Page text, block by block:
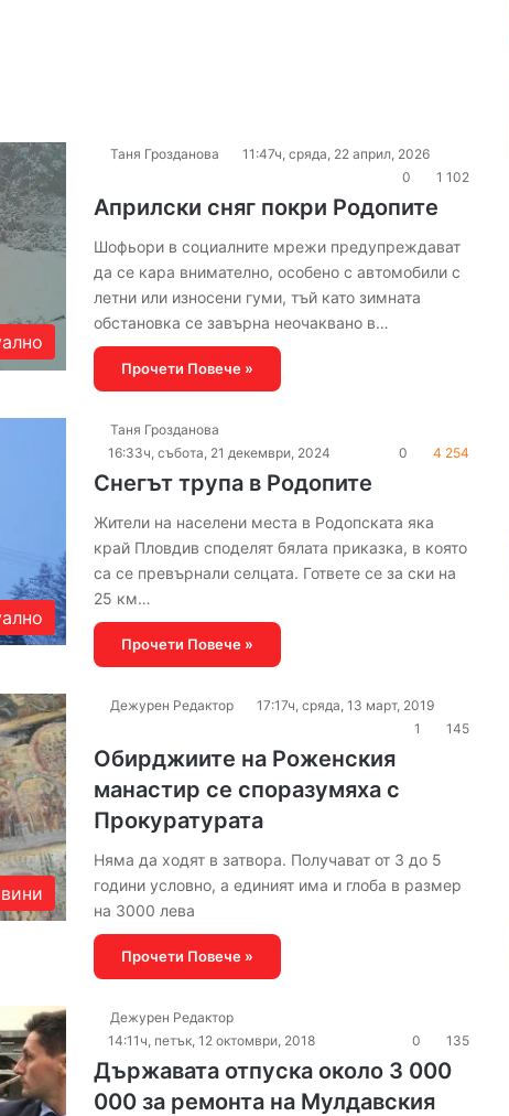
Таня Грозданова
11:47ч, сряда, 22 април, 2026
0
1 102
Априлски сняг покри Родопите
Шофьори в социалните мрежи предупреждават
да се кара внимателно, особено с автомобили с
летни или износени гуми, тъй като зимната
обстановка се завърна неочаквано в…
Прочети Повече »
Таня Грозданова
16:33ч, събота, 21 декември, 2024
0 4 254
Снегът трупа в Родопите
Жители на населени места в Родопската яка
край Пловдив споделят бялата приказка, в която
са се превърнали селцата. Гответе се за ски на
25 км…
Прочети Повече »
Дежурен Редактор
17:17ч, сряда, 13 март, 2019
1
145
Обирджиите на Роженския
манастир се споразумяха с
Прокуратурата
Няма да ходят в затвора. Получават от 3 до 5
години условно, а единият има и глоба в размер
на 3000 лева
Прочети Повече »
Дежурен Редактор
14:11ч, петък, 12 октомври, 2018
0 135
Държавата отпуска около 3 000
000 за ремонта на Мулдавския